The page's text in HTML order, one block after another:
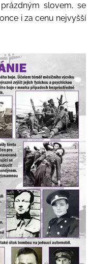
slovem, se
i za cenu nejvyšší